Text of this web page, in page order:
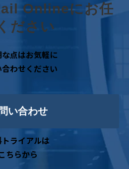
Onlineにお任
ださい
な点はお気軽に
わせください
い合わせ
ライアルは
ちらから